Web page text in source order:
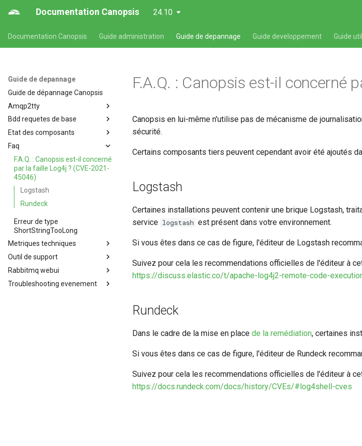
Documentation Canopsis 24.10
Documentation Canopsis Guide administration Guide de depannage Guide developpement Guide
Guide de depannage
Guide de dépannage Canopsis
Amqp2tty
amqp2tty - Analyse temps réel
des flux issus des connecteurs
ou des relais AMQP
Bdd requetes de base
Requêtes en base
Etat des composants
État des composants de
Canopsis
Faq
F.A.Q. : Canopsis est-il concerné
par la faille Log4j ? (CVE-2021-
45046)
Logstash
Rundeck
Erreur de type
ShortStringTooLong
Metriques techniques
Métriques techniques
Outil de support
Outil de support
Pprof
Rabbitmq webui
Interface RabbitMQ
Troubleshooting evenement
F.A.Q. : Canopsis est-il concerné
Canopsis en lui-même n'utilise pas de mécanisme de
sécurité.
Certains composants tiers peuvent cependant avoir été ajoutés
Logstash
Certaines installations peuvent contenir une brique Logstash,
service logstash est présent dans votre environnement.
Si vous êtes dans ce cas de figure, l'éditeur de Logstash
Suivez pour cela les recommendations officielles de l'éditeur à
https://discuss.elastic.co/t/apache-log4j2-remote-code-
Rundeck
Dans le cadre de la mise en place de la remédiation, certaines
Si vous êtes dans ce cas de figure, l'éditeur de Rundeck
Suivez pour cela les recommendations officielles de l'éditeur à
https://docs.rundeck.com/docs/history/CVEs/#log4shell-cves